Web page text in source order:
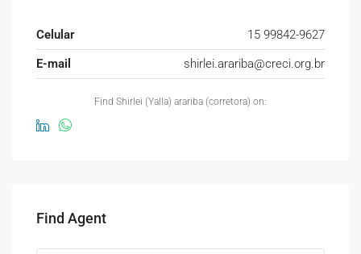
Celular
15 99842-9627
E-mail
shirlei.arariba@creci.org.br
Find Shirlei (Yalla) arariba (corretora) on:
Find Agent